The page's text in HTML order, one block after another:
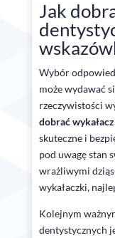
Jak
Wybór
może wydawać
rzeczywistości
dobrać
skuteczne i
pod uwagę stan
wrażliwymi
wykałaczki,
Kolejnym
dentystycznych